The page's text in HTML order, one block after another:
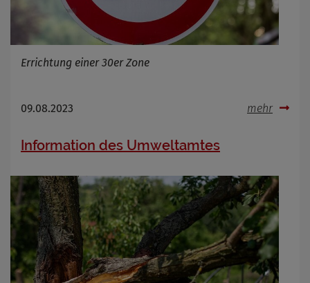
Errichtung einer 30er Zone
09.08.2023 mehr
Information des Umweltamtes